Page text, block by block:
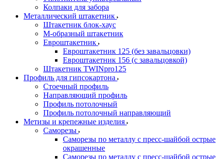
Колпаки для забора
Металлический штакетник
Штакетник блок-хаус
М-образный штакетник
Евроштакетник
Евроштакетник 125 (без завальцовки)
Евроштакетник 156 (с завальцовкой)
Штакетник TWINpro125
Профиль для гипсокартона
Стоечный профиль
Направляющий профиль
Профиль потолочный
Профиль потолочный направляющий
Метизы и крепежные изделия
Саморезы
Саморезы по металлу с пресс-шайбой острые
окрашенные
Саморезы по металлу с пресс-шайбой острые